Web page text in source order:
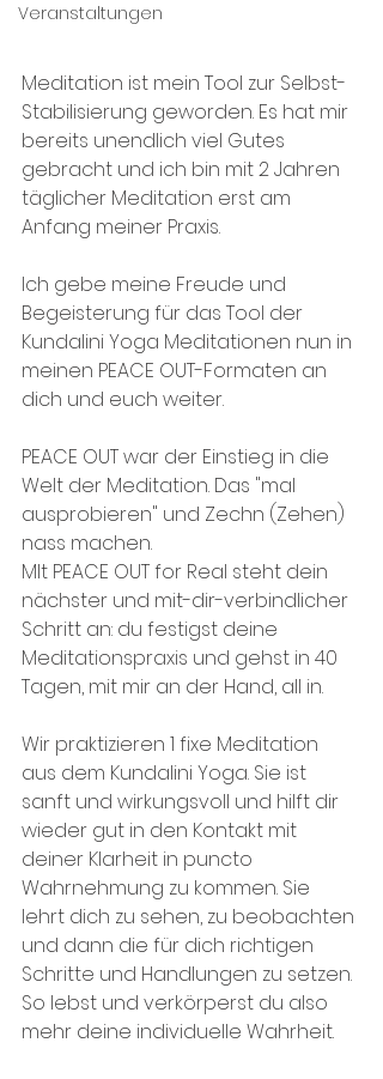
Veranstaltungen
Meditation ist mein Tool zur Selbst-
Stabilisierung geworden. Es hat mir
bereits unendlich viel Gutes
gebracht und ich bin mit 2 Jahren
täglicher Meditation erst am
Anfang meiner Praxis.
Ich gebe meine Freude und
Begeisterung für das Tool der
Kundalini Yoga Meditationen nun in
meinen PEACE OUT-Formaten an
dich und euch weiter.
PEACE OUT war der Einstieg in die
Welt der Meditation. Das "mal
ausprobieren" und Zechn (Zehen)
nass machen.
MIt PEACE OUT for Real steht dein
nächster und mit-dir-verbindlicher
Schritt an: du festigst deine
Meditationspraxis und gehst in 40
Tagen, mit mir an der Hand, all in.
Wir praktizieren 1 fixe Meditation
aus dem Kundalini Yoga. Sie ist
sanft und wirkungsvoll und hilft dir
wieder gut in den Kontakt mit
deiner Klarheit in puncto
Wahrnehmung zu kommen. Sie
lehrt dich zu sehen, zu beobachten
und dann die für dich richtigen
Schritte und Handlungen zu setzen.
So lebst und verkörperst du also
mehr deine individuelle Wahrheit.